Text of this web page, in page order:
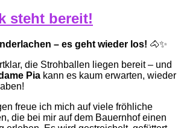
steht bereit!
– es geht wieder los! 🐴✨
die Strohballen liegen bereit – und
Pia kann es kaum erwarten, wieder
freue ich mich auf viele fröhliche
die bei mir auf dem Bauernhof einen